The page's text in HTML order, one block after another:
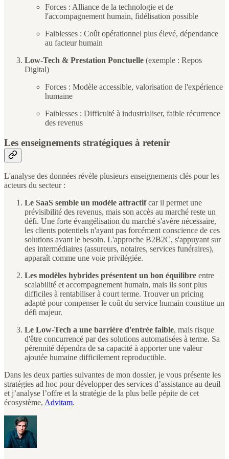
Forces : Alliance de la technologie et de
l'accompagnement humain, fidélisation possible
Faiblesses : Coût opérationnel plus élevé, dépendance
au facteur humain
Low-Tech & Prestation Ponctuelle (exemple : Repos
Digital)
Forces : Modèle accessible, valorisation de l'expérience
humaine
Faiblesses : Difficulté à industrialiser, faible récurrence
des revenus
Les enseignements stratégiques à retenir
L'analyse des données révèle plusieurs enseignements clés pour les
acteurs du secteur :
Le SaaS semble un modèle attractifcar il permet une
prévisibilité des revenus, mais son accès au marché reste un
défi. Une forte évangélisation du marché s'avère nécessaire,
les clients potentiels n'ayant pas forcément conscience de ces
solutions avant le besoin. L'approche B2B2C, s'appuyant sur
des intermédiaires (assureurs, notaires, services funéraires),
apparaît comme une voie privilégiée.
Les modèles hybrides présentent un bon équilibre entre
scalabilité et accompagnement humain, mais ils sont plus
difficiles à rentabiliser à court terme. Trouver un pricing
adapté pour compenser le coût du service humain constitue un
défi majeur.
Le Low-Tech a une barrière d'entrée faible, mais risque
d'être concurrencé par des solutions automatisées à terme. Sa
pérennité dépendra de sa capacité à apporter une valeur
ajoutée humaine difficilement reproductible.
Dans les deux parties suivantes de mon dossier, je vous présente les
stratégies ad hoc pour développer des services d’assistance au deuil
et j’analyse l’offre et la stratégie de la plus belle pépite de cet
écosystème, Advitam.